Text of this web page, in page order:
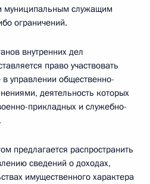
муниципальным служащим
ограничений.
внутренних дел
право участвовать
управлении общественно-
деятельность которых
прикладных и служебно-
предлагается распространить
сведений о доходах,
имущественного характера